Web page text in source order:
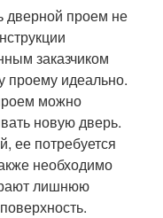
дверной проем не
заказчиком
проему идеально.
можно
новую дверь.
ее потребуется
необходимо
лишнюю